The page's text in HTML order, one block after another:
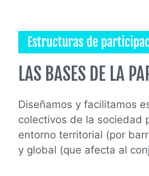
Estructuras de
LAS BASES DE LA
Diseñamos y facilitamos
colectivos de la sociedad
entorno territorial (por
y global (que afecta al